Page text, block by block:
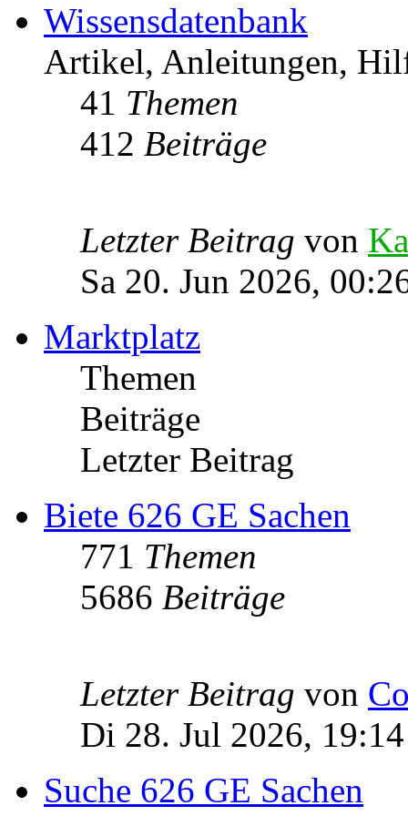
Wissensdatenbank
Artikel, Anleitungen,
41 Themen
412 Beiträge
Letzter Beitrag von
Sa 20. Jun 2026,
Marktplatz
Themen
Beiträge
Letzter Beitrag
Biete 626 GE Sachen
771 Themen
5686 Beiträge
Letzter Beitrag von
Di 28. Jul 2026, 19:14
Suche 626 GE Sachen